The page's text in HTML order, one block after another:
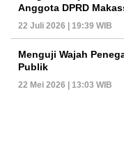
Anggota DPRD
22 Juli 2026 | 19:39 WIB
Menguji Wajah
Publik
22 Mei 2026 | 13:03 WIB